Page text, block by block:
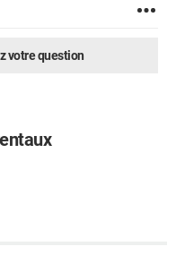
votre question